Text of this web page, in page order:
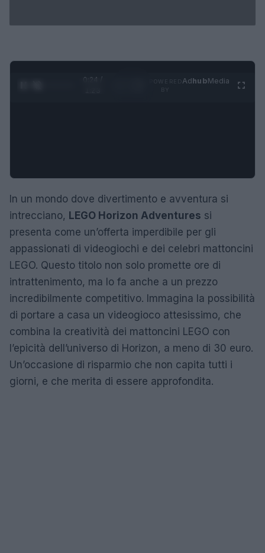
0:25 /
AdhubMedia
In un mondo dove divertimento e avventura si
intrecciano, LEGO Horizon Adventures si
presenta come un’offerta imperdibile per gli
appassionati di videogiochi e dei celebri mattoncini
LEGO. Questo titolo non solo promette ore di
intrattenimento, ma lo fa anche a un prezzo
incredibilmente competitivo. Immagina la possibilità
di portare a casa un videogioco attesissimo, che
combina la creatività dei mattoncini LEGO con
l’epicità dell’universo di Horizon, a meno di 30 euro.
Un’occasione di risparmio che non capita tutti i
giorni, e che merita di essere approfondita.